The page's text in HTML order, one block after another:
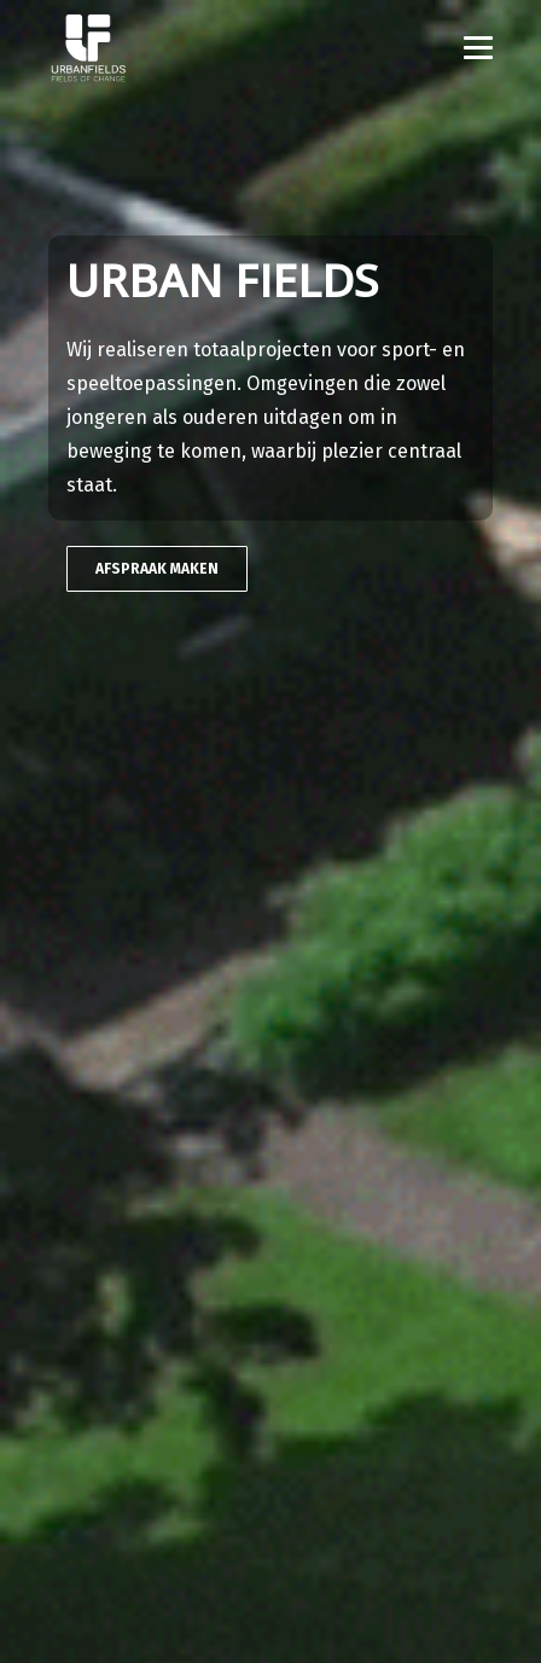
URBAN FIELDS
Wij realiseren totaalprojecten voor sport- en
speeltoepassingen. Omgevingen die zowel
jongeren als ouderen uitdagen om in
beweging te komen, waarbij plezier centraal
staat.
AFSPRAAK MAKEN